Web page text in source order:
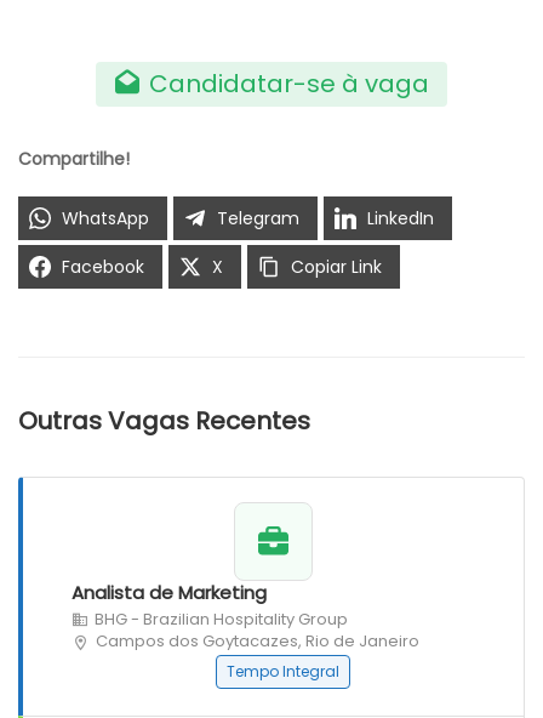
Candidatar-se à vaga
Compartilhe!
WhatsApp Telegram
LinkedIn
Facebook
X Copiar Link
Outras Vagas Recentes
Analista de Marketing
BHG - Brazilian Hospitality Group
Campos dos Goytacazes, Rio de Janeiro
Tempo Integral